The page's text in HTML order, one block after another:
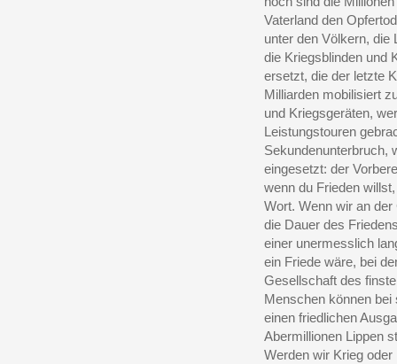
Vaterland den
unter den Völkern, die
die Kriegsblinden und
ersetzt, die der letzte
Milliarden mobilisiert
und Kriegsgeräten,
Leistungstouren
Sekundenunterbruch,
eingesetzt: der
wenn du Frieden
Wort. Wenn wir an
die Dauer des
einer unermesslich
ein Friede wäre, bei
Gesellschaft des
Menschen können
einen friedlichen
Abermillionen Lippen
Werden wir Krieg oder